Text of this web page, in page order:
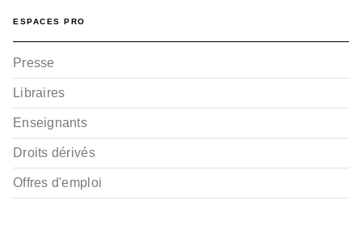
ESPACES PRO
Presse
Libraires
Enseignants
Droits dérivés
Offres d'emploi